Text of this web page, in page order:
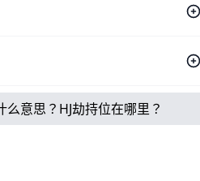
意思？HJ劫持位在哪里？